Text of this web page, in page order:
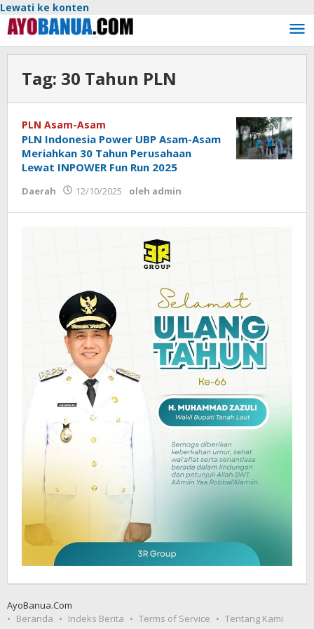
Lewati ke konten
Tag: 30 Tahun PLN
PLN Asam-Asam
PLN Indonesia Power UBP Asam-Asam
Meriahkan 30 Tahun Perusahaan
Lewat INPOWER Fun Run 2025
Daerah 12/10/2025 oleh admin
AyoBanua.Com
Beranda
Indeks Berita Terms of Service Tentang Kami